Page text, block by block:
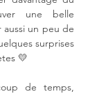
une belle
un peu de
surprises
💛
de temps,